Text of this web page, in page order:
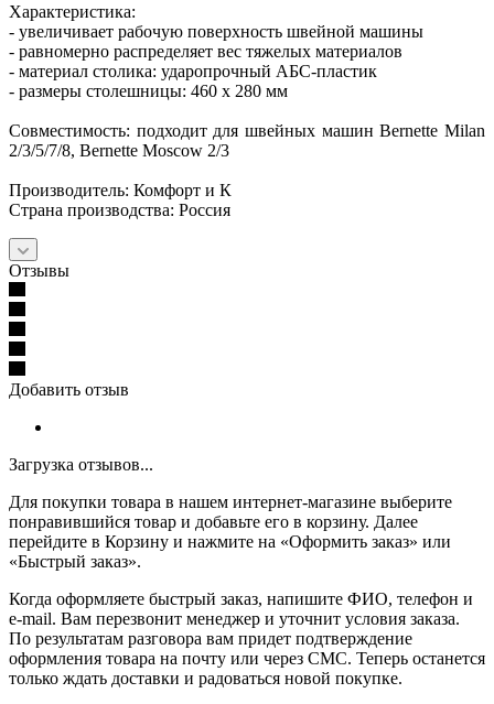
Характеристика:
- увеличивает рабочую поверхность швейной машины
- равномерно распределяет вес тяжелых материалов
- материал столика: ударопрочный АБС-пластик
- размеры столешницы: 460 х 280 мм
Совместимость: подходит для швейных машин Bernette Milan
2/3/5/7/8, Bernette Moscow 2/3
Производитель: Комфорт и К
Страна производства: Россия
Отзывы
Добавить отзыв
Загрузка отзывов...
Для покупки товара в нашем интернет-магазине выберите
понравившийся товар и добавьте его в корзину. Далее
перейдите в Корзину и нажмите на «Оформить заказ» или
«Быстрый заказ».
Когда оформляете быстрый заказ, напишите ФИО, телефон и
e-mail. Вам перезвонит менеджер и уточнит условия заказа.
По результатам разговора вам придет подтверждение
оформления товара на почту или через СМС. Теперь останется
только ждать доставки и радоваться новой покупке.